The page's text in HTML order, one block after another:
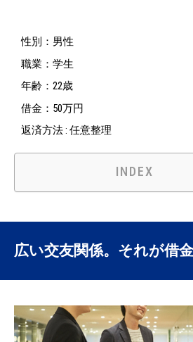
性別：男性
職業：学生
年齢：22歳
借金：50万円
返済方法 : 任意整理
INDEX
広い交友関係。それが借